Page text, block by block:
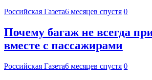
Российская Газета6 месяцев спустя 0
Почему багаж не всегда
вместе с пассажирами
Российская Газета6 месяцев спустя 0